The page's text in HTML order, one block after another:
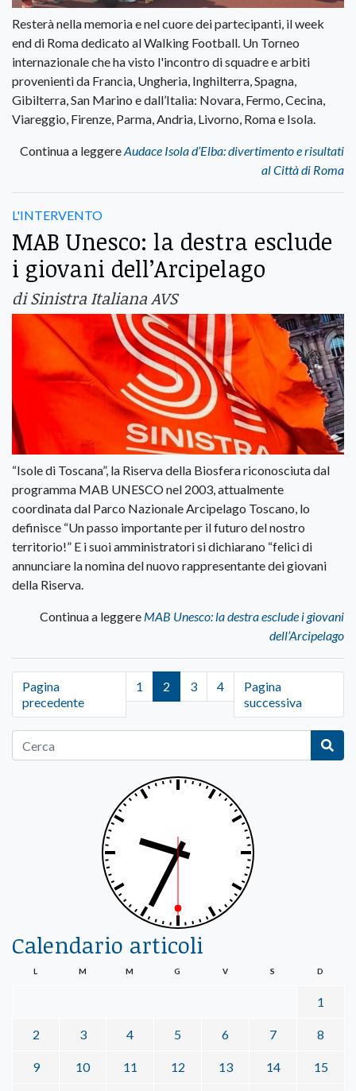
Resterà nella memoria e nel cuore dei partecipanti, il week
end di Roma dedicato al Walking Football. Un Torneo
internazionale che ha visto l'incontro di squadre e arbiti
provenienti da Francia, Ungheria, Inghilterra, Spagna,
Gibilterra, San Marino e dall’Italia: Novara, Fermo, Cecina,
Viareggio, Firenze, Parma, Andria, Livorno, Roma e Isola.
Continua a leggereAudace Isola d’Elba: divertimento e risultati
al Città di Roma
L'INTERVENTO
MAB Unesco: la destra esclude
i giovani dell’Arcipelago
di Sinistra Italiana AVS
“Isole di Toscana”, la Riserva della Biosfera riconosciuta dal
programma MAB UNESCO nel 2003, attualmente
coordinata dal Parco Nazionale Arcipelago Toscano, lo
definisce “Un passo importante per il futuro del nostro
territorio!” E i suoi amministratori si dichiarano “felici di
annunciare la nomina del nuovo rappresentante dei giovani
della Riserva.
Continua a leggere MAB Unesco: la destra esclude i giovani
dell’Arcipelago
Pagina
precedente
1 2 3 4
Pagina
successiva
Calendario articoli
L M M G V S D
1
2 3 4 5 6 7 8
9 10 11 12 13 14 15